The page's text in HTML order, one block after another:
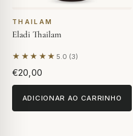
THAILAM
Eladi Thailam
★★★★★ 5.0 (3)
Com base em 3 avaliações
€20,00
ADICIONAR AO CARRINHO